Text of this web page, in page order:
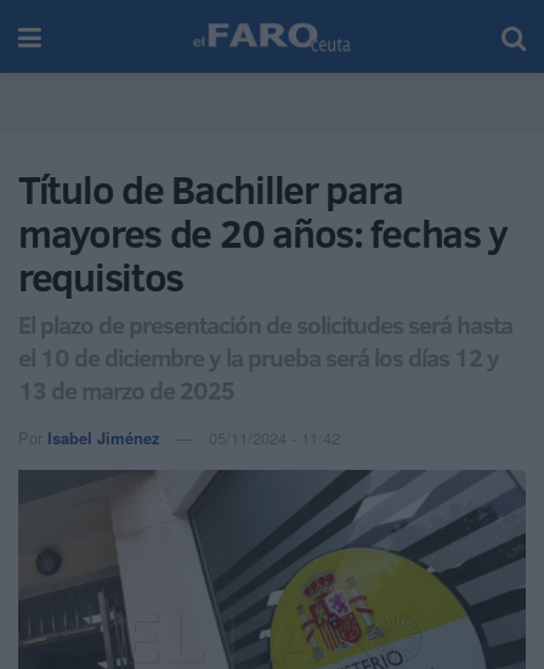
Título de Bachiller para
mayores de 20 años: fechas y
requisitos
El plazo de presentación de solicitudes será hasta
el 10 de diciembre y la prueba será los días 12 y
13 de marzo de 2025
Por Isabel Jiménez 05/11/2024 - 11:42